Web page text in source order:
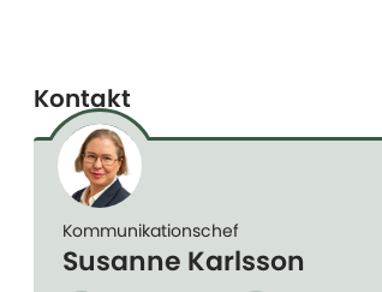
Kontakt
Kommunikationschef
Susanne Karlsson